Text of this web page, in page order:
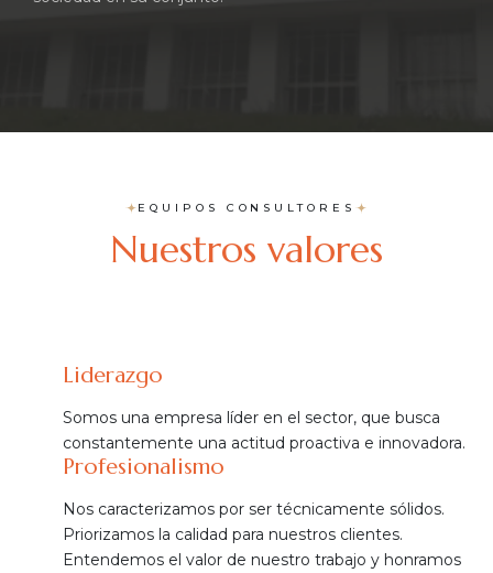
EQUIPOS CONSULTORES
Nuestros valores
Liderazgo
Somos una empresa líder en el sector, que busca
constantemente una actitud proactiva e innovadora.
Profesionalismo
Nos caracterizamos por ser técnicamente sólidos.
Priorizamos la calidad para nuestros clientes.
Entendemos el valor de nuestro trabajo y honramos